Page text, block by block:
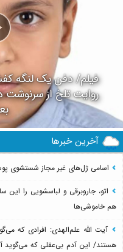
روایت تلخ از
آخرین خبرها
اسامی ژل‌های غیر مجاز شستشوی
اتو، جاروبرقی و لباسشویی را
هم خاموشی‌ها
آیت الله علم‌الهدی: افرادی که